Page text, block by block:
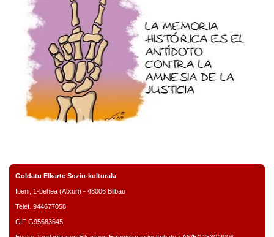
Goldatu Elkarte Sozio-kulturala
Ibeni, 1-behea (Atxuri) - 48006 Bilbao
Telef. 944677058
CIF G95683645